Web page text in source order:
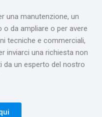
una manutenzione, un
da ampliare o per avere
tecniche e commerciali,
inviarci una richiesta non
da un esperto del nostro